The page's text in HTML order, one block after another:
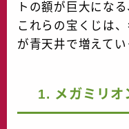
トの額が巨大にな
これらの宝くじは
が青天井で増えてい
1. メガミリ